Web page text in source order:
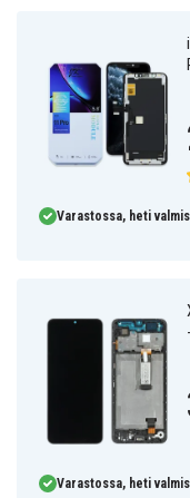
Varastossa, heti
Varastossa, heti